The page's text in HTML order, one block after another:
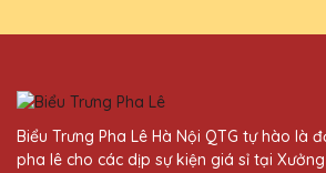
27/11/2025
Biểu Trưng Pha Lê Hà Nội QTG tự hào là
pha lê cho các dịp sự kiện giá sỉ tại